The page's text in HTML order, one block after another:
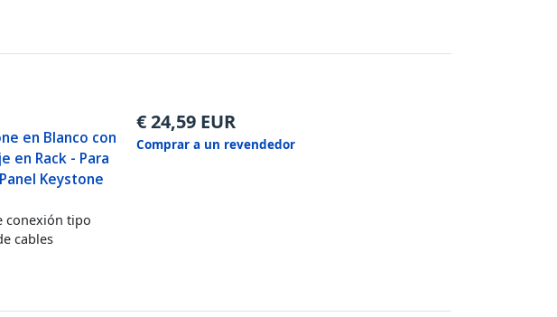
en Blanco con
en Rack - Para
Keystone
conexión tipo
cables
€24,59 EUR
Comprar a un revendedor